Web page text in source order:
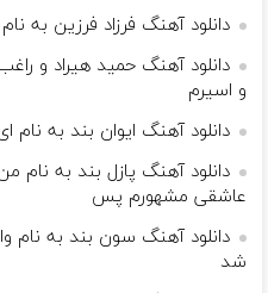
دانلود آهنگ فرزاد فرزین به
دانلود آهنگ حمید هیراد و
و اسیرم
دانلود آهنگ ایوان بند به
دانلود آهنگ پازل بند به نام
عاشقی مشهورم پس
دانلود آهنگ سون بند به
شد